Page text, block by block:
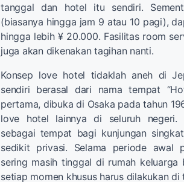
tanggal dan hotel itu sendiri.
(biasanya hingga jam 9 atau 10 pagi),
hingga lebih ¥ 20.000. Fasilitas room
juga akan dikenakan tagihan nanti.
Konsep love hotel tidaklah aneh di
sendiri berasal dari nama tempat
pertama, dibuka di Osaka pada tahun
love hotel lainnya di seluruh negeri.
sebagai tempat bagi kunjungan
sedikit privasi. Selama periode awal
sering masih tinggal di rumah keluarga
setiap momen khusus harus dilakukan di